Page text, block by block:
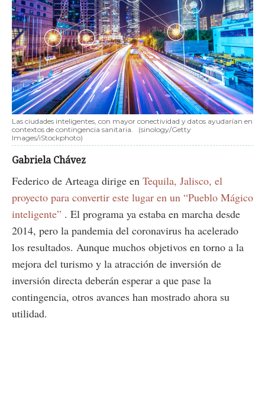
Las ciudades inteligentes, con mayor conectividad y datos ayudarían en
contextos de contingencia sanitaria.
(sinology/Getty
Images/iStockphoto)
Gabriela Chávez
Federico de Arteaga dirige en Tequila, Jalisco, el
proyecto para convertir este lugar en un “Pueblo Mágico
inteligente” . El programa ya estaba en marcha desde
2014, pero la pandemia del coronavirus ha acelerado
los resultados. Aunque muchos objetivos en torno a la
mejora del turismo y la atracción de inversión de
inversión directa deberán esperar a que pase la
contingencia, otros avances han mostrado ahora su
utilidad.